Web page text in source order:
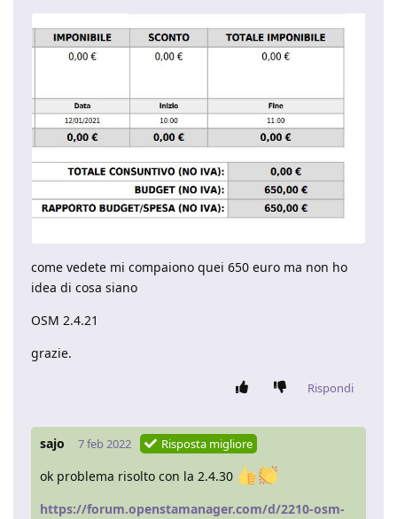
come vedete mi compaiono quei 650 euro ma non ho
idea di cosa siano
OSM 2.4.21
grazie.
Rispondi
sajo 7 feb 2022 Risposta migliore
ok problema risolto con la 2.4.30
https://forum.openstamanager.com/d/2210-osm-